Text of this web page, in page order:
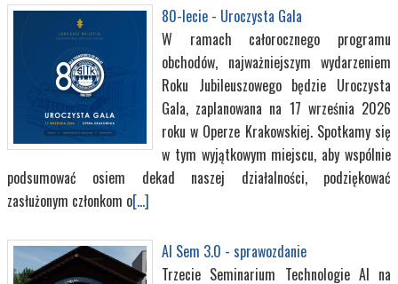
80-lecie - Uroczysta Gala
W ramach całorocznego programu
obchodów, najważniejszym wydarzeniem
Roku Jubileuszowego będzie Uroczysta
Gala, zaplanowana na 17 września 2026
roku w Operze Krakowskiej. Spotkamy się
w tym wyjątkowym miejscu, aby wspólnie
podsumować osiem dekad naszej działalności, podziękować
zasłużonym członkom o[...]
AI Sem 3.0 - sprawozdanie
Trzecie Seminarium Technologie AI na